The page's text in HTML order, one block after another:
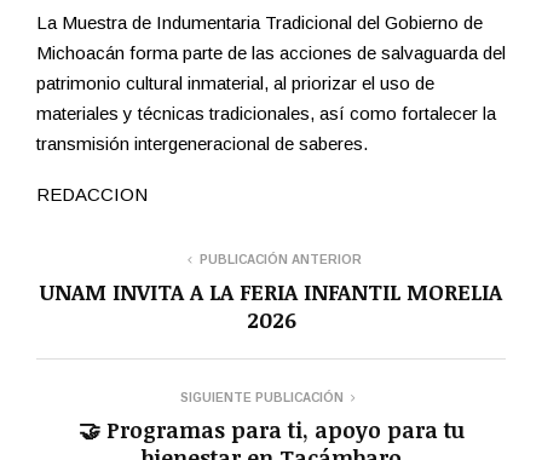
La Muestra de Indumentaria Tradicional del Gobierno de
Michoacán forma parte de las acciones de salvaguarda del
patrimonio cultural inmaterial, al priorizar el uso de
materiales y técnicas tradicionales, así como fortalecer la
transmisión intergeneracional de saberes.
REDACCION
PUBLICACIÓN ANTERIOR
UNAM INVITA A LA FERIA INFANTIL MORELIA
2026
SIGUIENTE PUBLICACIÓN
🤝 Programas para ti, apoyo para tu